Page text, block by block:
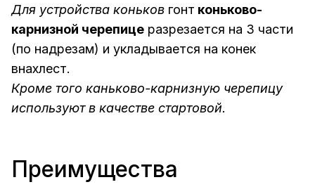
Для устройства коньков гонт коньково-
карнизной черепице разрезается на 3 части
(по надрезам) и укладывается на конек
внахлест.
Кроме того каньково-карнизную черепицу
используют в качестве стартовой.
Преимущества